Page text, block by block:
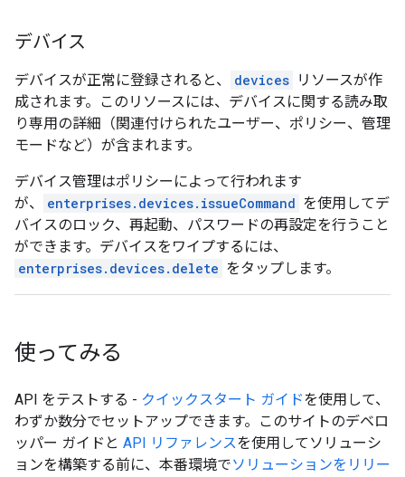
デバイス
デバイスが正常に登録されると、 devices リソースが作
成されます。このリソースには、デバイスに関する読み取
り専用の詳細（関連付けられたユーザー、ポリシー、管理
モードなど）が含まれます。
デバイス管理はポリシーによって行われます
が、
enterprises.devices.issueCommand を使用してデ
バイスのロック、再起動、パスワードの再設定を行うこと
ができます。デバイスをワイプするには、
enterprises.devices.delete をタップします。
使ってみる
API をテストする - クイックスタート ガイドを使用して、
わずか数分でセットアップできます。このサイトのデベロ
ッパー ガイドと API リファレンスを使用してソリューシ
ョンを構築する前に、本番環境でソリューションをリリー